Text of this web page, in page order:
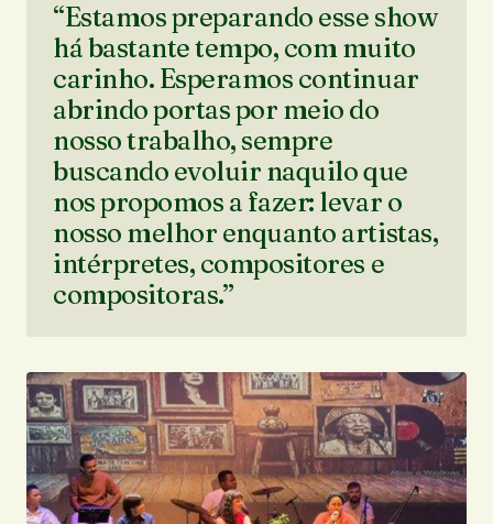
“Estamos preparando esse show
há bastante tempo, com muito
carinho. Esperamos continuar
abrindo portas por meio do
nosso trabalho, sempre
buscando evoluir naquilo que
nos propomos a fazer: levar o
nosso melhor enquanto artistas,
intérpretes, compositores e
compositoras.”